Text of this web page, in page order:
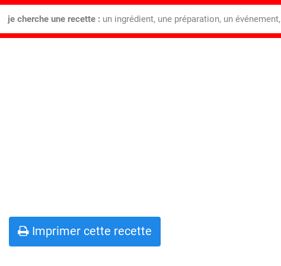
je cherche une recette : un ingrédient, une préparation, un événement,
Imprimer cette recette